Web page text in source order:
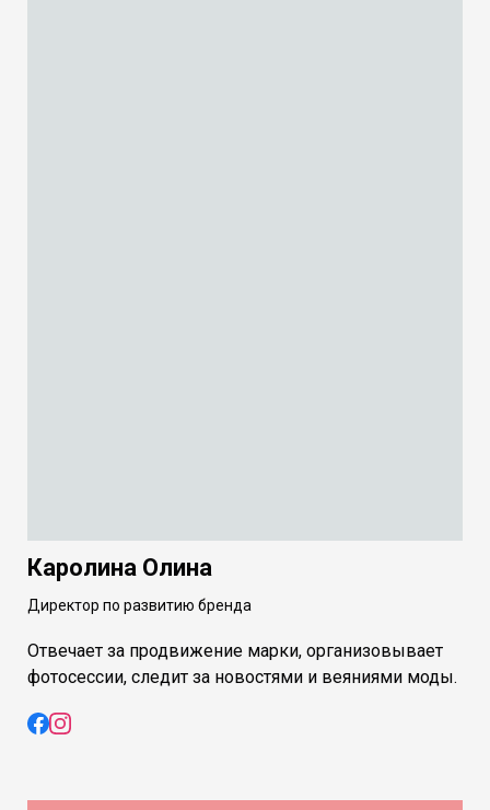
Каролина Олина
Директор по развитию бренда
Отвечает за продвижение марки, организовывает
фотосессии, следит за новостями и веяниями моды.